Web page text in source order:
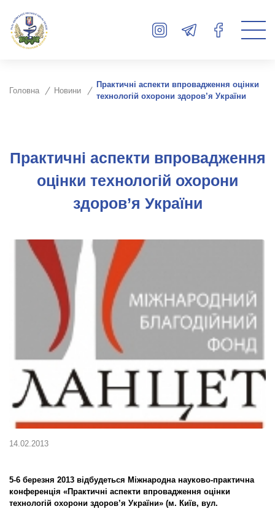
Головна Новини
Практичні аспекти впровадження оцінки
технологій охорони здоров’я України
Практичні аспекти впровадження
оцінки технологій охорони
здоров’я України
14.02.2013
5-6 березня 2013 відбудеться Міжнародна науково-практична
конференція «Практичні аспекти впровадження оцінки
технологій охорони здоров’я України» (м. Київ, вул.